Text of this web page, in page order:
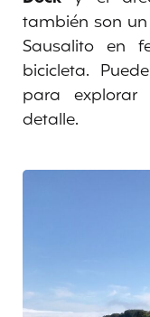
también son
Sausalito en
bicicleta.
para
detalle.